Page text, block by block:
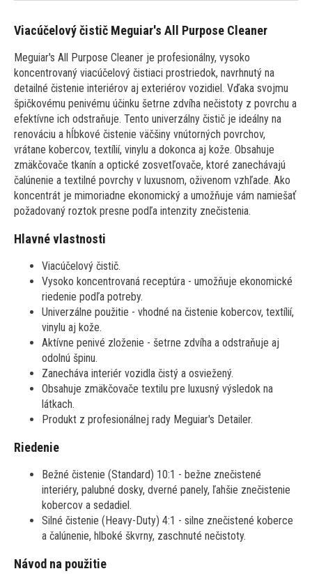
Viacúčelový čistič Meguiar's All Purpose Cleaner
Meguiar's All Purpose Cleaner je profesionálny, vysoko
koncentrovaný viacúčelový čistiaci prostriedok, navrhnutý na
detailné čistenie interiérov aj exteriérov vozidiel. Vďaka svojmu
špičkovému penivému účinku šetrne zdvíha nečistoty z povrchu a
efektívne ich odstraňuje. Tento univerzálny čistič je ideálny na
renováciu a hĺbkové čistenie väčšiny vnútorných povrchov,
vrátane kobercov, textílií, vinylu a dokonca aj kože. Obsahuje
zmäkčovače tkanín a optické zosvetľovače, ktoré zanechávajú
čalúnenie a textilné povrchy v luxusnom, oživenom vzhľade. Ako
koncentrát je mimoriadne ekonomický a umožňuje vám namiešať
požadovaný roztok presne podľa intenzity znečistenia.
Hlavné vlastnosti
Viacúčelový čistič.
Vysoko koncentrovaná receptúra - umožňuje ekonomické
riedenie podľa potreby.
Univerzálne použitie - vhodné na čistenie kobercov, textílií,
vinylu aj kože.
Aktívne penivé zloženie - šetrne zdvíha a odstraňuje aj
odolnú špinu.
Zanecháva interiér vozidla čistý a osviežený.
Obsahuje zmäkčovače textilu pre luxusný výsledok na
látkach.
Produkt z profesionálnej rady Meguiar's Detailer.
Riedenie
Bežné čistenie (Standard) 10:1 - bežne znečistené
interiéry, palubné dosky, dverné panely, ľahšie znečistenie
kobercov a sedadiel.
Silné čistenie (Heavy-Duty) 4:1 - silne znečistené koberce
a čalúnenie, hlboké škvrny, zaschnuté nečistoty.
Návod na použitie